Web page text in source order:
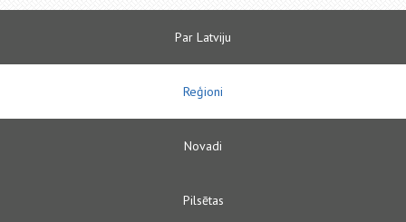
Par Latviju
Reģioni
Novadi
Pilsētas